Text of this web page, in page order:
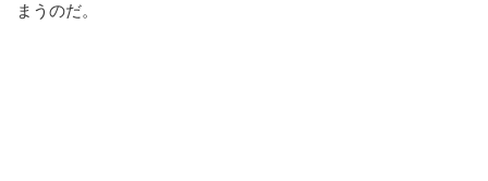
まうのだ。